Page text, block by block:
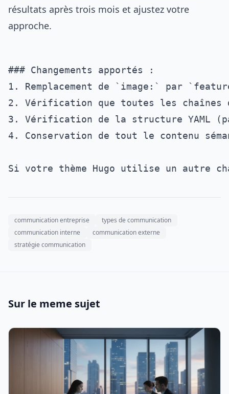
résultats après trois mois et ajustez votre
approche.
### Changements apportés :
1. Remplacement de `image:` par
2. Vérification que toutes les chaînes
3. Vérification de la structure YAML
4. Conservation de tout le contenu
communication entreprise
types de communication
communication interne
communication externe
stratégie communication
Sur le meme sujet